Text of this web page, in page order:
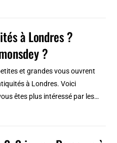
à Londres ?
?
et grandes vous ouvrent
à Londres. Voici
êtes plus intéressé par les…